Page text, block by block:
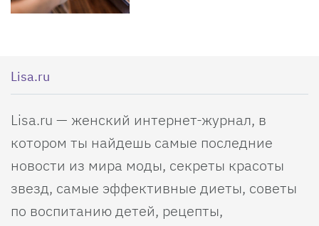
Lisa.ru
Lisa.ru — женский интернет-журнал, в
котором ты найдешь самые последние
новости из мира моды, секреты красоты
звезд, самые эффективные диеты, советы
по воспитанию детей, рецепты,